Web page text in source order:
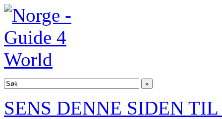
SENS DENNE SIDEN